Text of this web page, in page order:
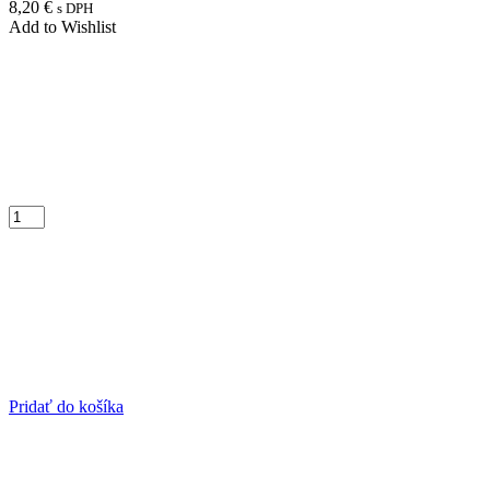
8,20 € s DPH
Add to Wishlist
Pridať do košíka